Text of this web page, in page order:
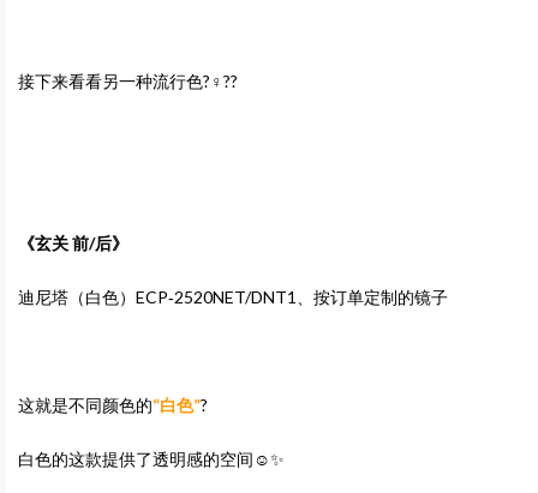
接下来看看另一种流行色?‍♀️??
《玄关 前/后》
迪尼塔（白色）ECP‐2520NET/DNT1、按订单定制的镜子
这就是不同颜色的“白色”?
白色的这款提供了透明感的空间☺️✨